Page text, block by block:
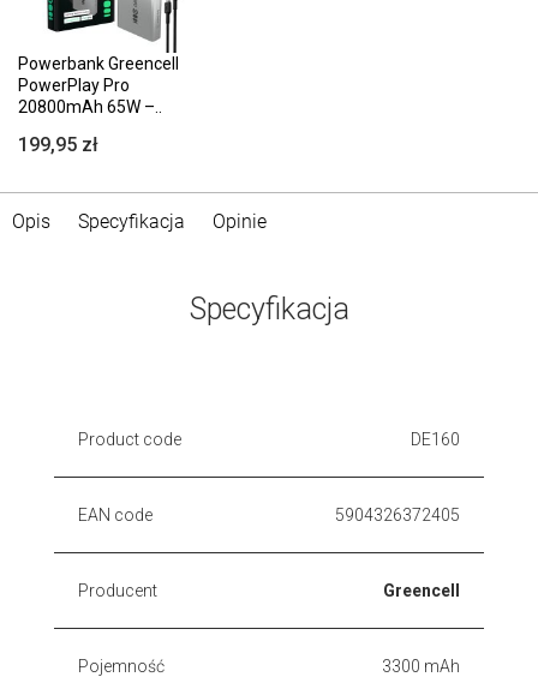
Powerbank Greencell
PowerPlay Pro
20800mAh 65W –..
199,95 zł
Opis Specyfikacja Opinie
Specyfikacja
Product code DE160
EAN code 5904326372405
Producent Greencell
Pojemność 3300 mAh